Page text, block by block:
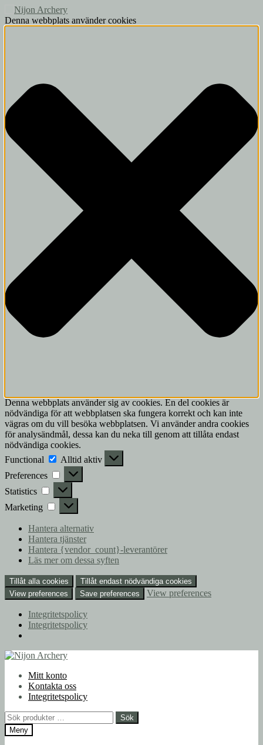
Denna webbplats använder cookies
Denna webbplats använder sig av cookies. En del cookies är
nödvändiga för att webbplatsen ska fungera korrekt och kan inte
vägras om du vill besöka webbplatsen. Vi använder andra cookies
för analysändmål, dessa kan du neka till genom att tillåta endast
nödvändiga cookies.
Functional
Functional
Alltid aktiv
Preferences
Preferences
Statistics Statistics
Marketing Marketing
Hantera alternativ
Hantera tjänster
Hantera {vendor_count}-leverantörer
Läs mer om dessa syften
Tillåt alla cookies
Tillåt endast nödvändiga cookies
View preferences
Save preferences View preferences
Integritetspolicy
Integritetspolicy
Hoppa
navigering
Hoppa
innehållMitt konto
Kontakta oss
Integritetspolicy
Sök
efter:
Sök
Meny